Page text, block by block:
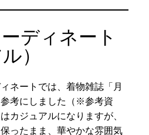
ディネート
）
ネートでは、着物雑誌「月
考にしました（※参考資
カジュアルになりますが、
ったまま、華やかな雰囲気